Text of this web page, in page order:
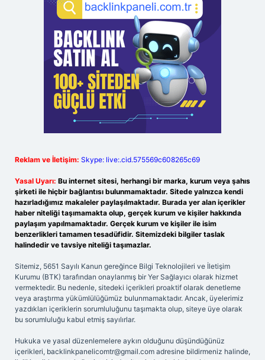
Reklam ve İletişim: Skype: live:.cid.575569c608265c69
Yasal Uyarı: Bu internet sitesi, herhangi bir marka, kurum veya şahıs
şirketi ile hiçbir bağlantısı bulunmamaktadır. Sitede yalnızca kendi
hazırladığımız makaleler paylaşılmaktadır. Burada yer alan içerikler
haber niteliği taşımamakta olup, gerçek kurum ve kişiler hakkında
paylaşım yapılmamaktadır. Gerçek kurum ve kişiler ile isim
benzerlikleri tamamen tesadüfidir. Sitemizdeki bilgiler taslak
halindedir ve tavsiye niteliği taşımazlar.
Sitemiz, 5651 Sayılı Kanun gereğince Bilgi Teknolojileri ve İletişim
Kurumu (BTK) tarafından onaylanmış bir Yer Sağlayıcı olarak hizmet
vermektedir. Bu nedenle, sitedeki içerikleri proaktif olarak denetleme
veya araştırma yükümlülüğümüz bulunmamaktadır. Ancak, üyelerimiz
yazdıkları içeriklerin sorumluluğunu taşımakta olup, siteye üye olarak
bu sorumluluğu kabul etmiş sayılırlar.
Hukuka ve yasal düzenlemelere aykırı olduğunu düşündüğünüz
içerikleri, backlinkpanelicomtr@gmail.com adresine bildirmeniz halinde,